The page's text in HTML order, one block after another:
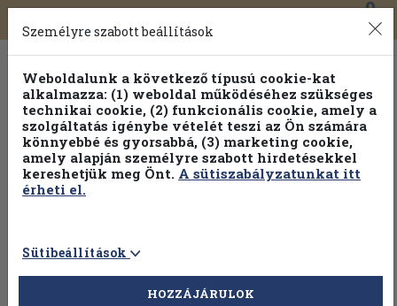
Toggle
navigation
0
Vissza az előző oldalra Válasszon példányt
Személyre szabott beállítások
Weboldalunk a következő típusú cookie-kat
alkalmazza: (1) weboldal működéséhez szükséges
technikai cookie, (2) funkcionális cookie, amely a
szolgáltatás igénybe vételét teszi az Ön számára
könnyebbé és gyorsabbá, (3) marketing cookie,
amely alapján személyre szabott hirdetésekkel
kereshetjük meg Önt. A sütiszabályzatunkat itt
érheti el.
Sütibeállítások
HOZZÁJÁRULOK